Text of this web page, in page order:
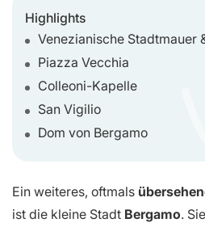
Highlights
Venezianische Stadtmauer
Piazza Vecchia
Colleoni-Kapelle
San Vigilio
Dom von Bergamo
Ein weiteres, oftmals
ist die kleine Stadt Bergamo.